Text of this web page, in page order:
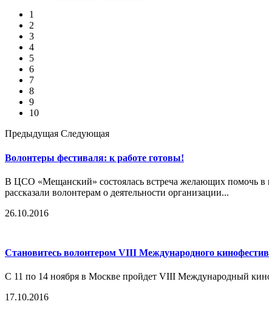
1
2
3
4
5
6
7
8
9
10
Предыдущая Следующая
Волонтеры фестиваля: к работе готовы!
В ЦСО «Мещанский» состоялась встреча желающих помочь в
рассказали волонтерам о деятельности организации...
26.10.2016
Становитесь волонтером VIII Международного
С 11 по 14 ноября в Москве пройдет VIII Международный
17.10.2016